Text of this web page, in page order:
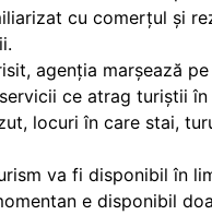
cu comerțul și
agenția marșează
ce atrag turiștii în
locuri în care stai,
va fi disponibil în
e disponibil